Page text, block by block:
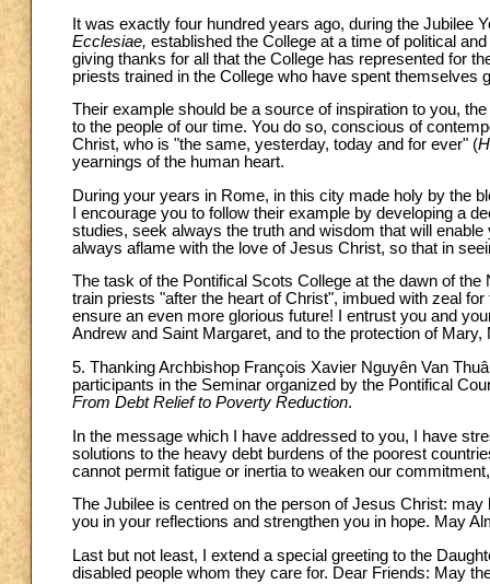
It was exactly four hundred years ago, during the Jubilee
Ecclesiae, established the College at a time of political
giving thanks for all that the College has represented for
priests trained in the College who have spent themselves
Their example should be a source of inspiration to you,
to the people of our time. You do so, conscious of
Christ, who is "the same, yesterday, today and for ever" (
yearnings of the human heart.
During your years in Rome, in this city made holy by the
I encourage you to follow their example by developing a
studies, seek always the truth and wisdom that will
always aflame with the love of Jesus Christ, so that in
The task of the Pontifical Scots College at the dawn of
train priests "after the heart of Christ", imbued with zeal
ensure an even more glorious future! I entrust you and
Andrew and Saint Margaret, and to the protection of Mary,
5. Thanking Archbishop François Xavier Nguyên Van
participants in the Seminar organized by the Pontifical
From Debt Relief to Poverty Reduction.
In the message which I have addressed to you, I have
solutions to the heavy debt burdens of the poorest
cannot permit fatigue or inertia to weaken our
The Jubilee is centred on the person of Jesus Christ:
you in your reflections and strengthen you in hope. May
Last but not least, I extend a special greeting to the
disabled people whom they care for. Dear Friends: May